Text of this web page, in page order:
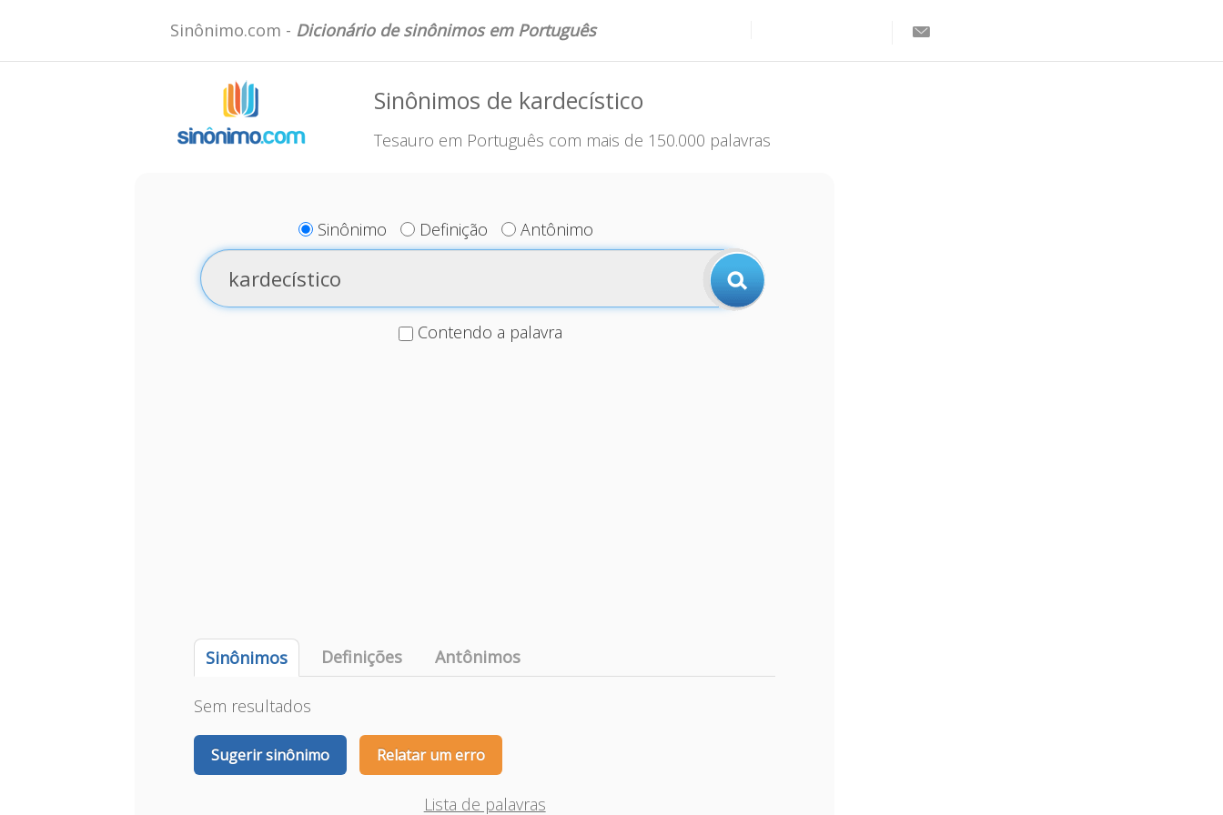
Sinônimo.com - Dicionário de sinônimos em Português
Sinônimos de kardecístico
Tesauro em Português com mais de 150.000 palavras
Sinônimo Definição Antônimo
Contendo a palavra
Sinônimos Definições Antônimos
Sem resultados
Sugerir sinônimo Relatar um erro
Lista de palavras